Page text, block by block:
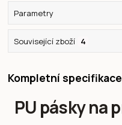
Parametry
Související zboží 4
Kompletní specifikace
PU pásky na